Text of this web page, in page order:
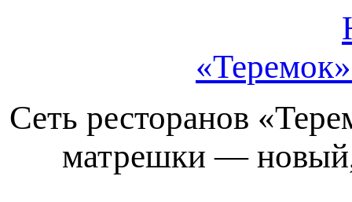
Cеть ресторанов
матрешки — новый,